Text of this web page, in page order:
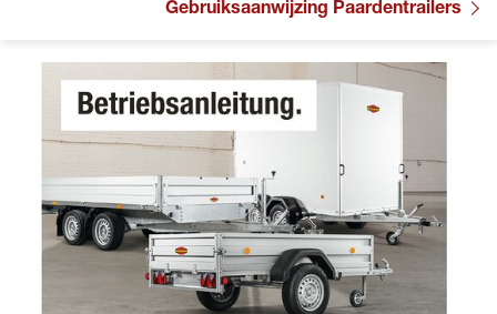
Gebruiksaanwijzing Paardentrailers